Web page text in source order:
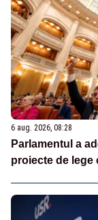
6 aug. 2026, 08:28
Parlamentul a
proiecte de lege